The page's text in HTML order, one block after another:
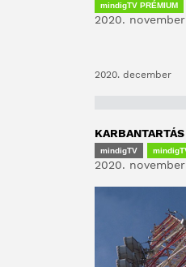
mindigTV PRÉMIUM
2020.
2020. december
mindigTV
2020. november